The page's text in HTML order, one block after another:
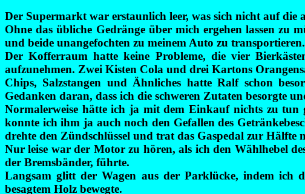
Der Supermarkt war erstaunlich leer, was sich nicht auf die
Ohne das übliche Gedränge über mich ergehen lassen zu
und beide unangefochten zu meinem Auto zu transportieren.
Der Kofferraum hatte keine Probleme, die vier
aufzunehmen. Zwei Kisten Cola und drei Kartons
Chips, Salzstangen und Ähnliches hatte Ralf schon
Gedanken daran, dass ich die schweren Zutaten besorgte
Normalerweise hätte ich ja mit dem Einkauf nichts zu
konnte ich ihm ja auch noch den Gefallen des
drehte den Zündschlüssel und trat das Gaspedal zur Hälfte
Nur leise war der Motor zu hören, als ich den Wählhebel
der Bremsbänder, führte.
Langsam glitt der Wagen aus der Parklücke, indem ich
besagtem Holz bewegte.